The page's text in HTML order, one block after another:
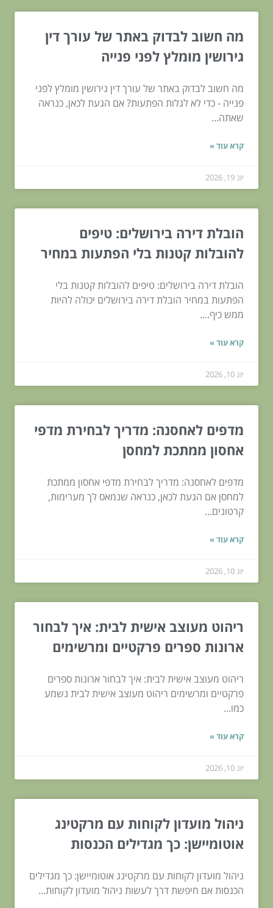
מה חשוב לבדוק באתר של עורך דין
גירושין מומלץ לפני פנייה
מה חשוב לבדוק באתר של עורך דין גירושין מומלץ לפני
פנייה - כדי לא לגלות הפתעות? אם הגעת לכאן, כנראה
שאתה...
קרא עוד »
יונ 19, 2026
הובלת דירה בירושלים: טיפים
להובלות קטנות בלי הפתעות במחיר
הובלת דירה בירושלים: טיפים להובלות קטנות בלי
הפתעות במחיר הובלת דירה בירושלים יכולה להיות
ממש כיף....
קרא עוד »
יונ 10, 2026
מדפים לאחסנה: מדריך לבחירת מדפי
אחסון ממתכת למחסן
מדפים לאחסנה: מדריך לבחירת מדפי אחסון ממתכת
למחסן אם הגעת לכאן, כנראה שנמאס לך מערימות,
קרטונים...
קרא עוד »
יונ 10, 2026
ריהוט מעוצב אישית לבית: איך לבחור
ארונות ספרים פרקטיים ומרשימים
ריהוט מעוצב אישית לבית: איך לבחור ארונות ספרים
פרקטיים ומרשימים ריהוט מעוצב אישית לבית נשמע
כמו...
קרא עוד »
יונ 10, 2026
ניהול מועדון לקוחות עם מרקטינג
אוטומיישן: כך מגדילים הכנסות
ניהול מועדון לקוחות עם מרקטינג אוטומיישן: כך מגדילים
הכנסות אם חיפשת דרך לעשות ניהול מועדון לקוחות...